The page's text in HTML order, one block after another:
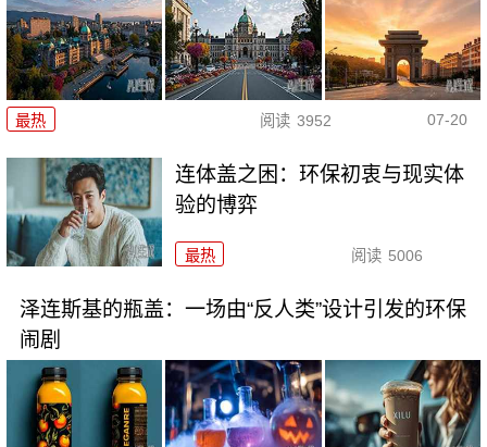
最热 阅读 3952 07-20
连体盖之困：环保初衷与现实体
验的博弈
最热 阅读 5006
泽连斯基的瓶盖：一场由“反人类”设计引发的环保
闹剧